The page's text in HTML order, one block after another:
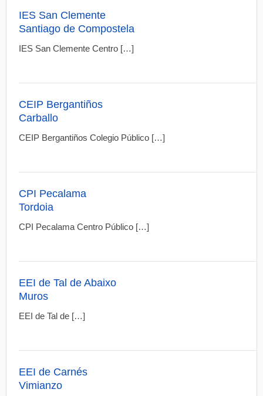
IES San Clemente
Santiago de Compostela
IES San Clemente Centro […]
CEIP Bergantiños
Carballo
CEIP Bergantiños Colegio Público […]
CPI Pecalama
Tordoia
CPI Pecalama Centro Público […]
EEI de Tal de Abaixo
Muros
EEI de Tal de […]
EEI de Carnés
Vimianzo